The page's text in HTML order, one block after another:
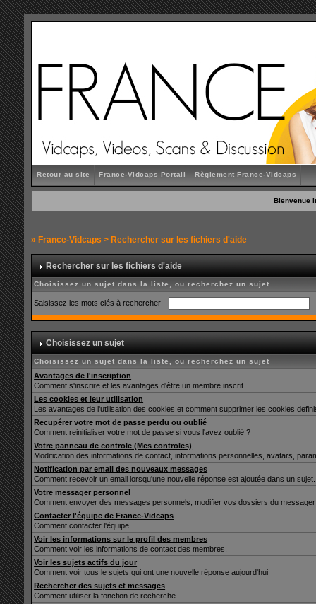
Retour au site France-Vidcaps Portail Règlement France-Vidcaps
Bienvenue
» France-Vidcaps > Rechercher sur les fichiers d'aide
Rechercher sur les fichiers d'aide
Choisissez un sujet dans la liste, ou recherchez un sujet
Saisissez les mots clés à rechercher
Choisissez un sujet
Choisissez un sujet dans la liste, ou recherchez un sujet
Avantages de l'inscription
Comment s'inscrire et les avantages d'être un membre inscrit.
Les cookies et leur utilisation
Les avantages de l'utilisation des cookies et comment supprimer les cookies
Recupérer votre mot de passe perdu ou oublié
Comment reinitialiser votre mot de passe si vous l'avez oublié ?
Votre panneau de controle (Mes controles)
Modification des informations de contact, informations personnelles, avatars,
Notification par email des nouveaux messages
Comment recevoir un email lorsqu'une nouvelle réponse est ajoutée dans un sujet.
Votre messager personnel
Comment envoyer des messages personnels, modifier vos dossiers du
Contacter l'équipe de France-Vidcaps
Comment contacter l'équipe
Voir les informations sur le profil des membres
Comment voir les informations de contact des membres.
Voir les sujets actifs du jour
Comment voir tous le sujets qui ont une nouvelle réponse aujourd'hui
Rechercher des sujets et messages
Comment utiliser la fonction de recherche.